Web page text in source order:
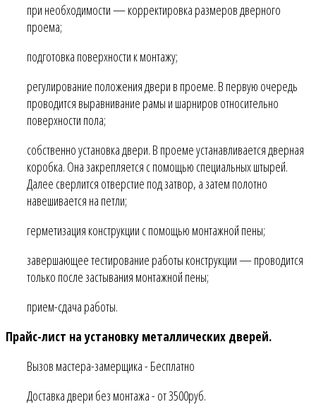
при необходимости — корректировка размеров дверного
проема;
подготовка поверхности к монтажу;
регулирование положения двери в проеме. В первую очередь
проводится выравнивание рамы и шарниров относительно
поверхности пола;
собственно установка двери. В проеме устанавливается дверная
коробка. Она закрепляется с помощью специальных штырей.
Далее сверлится отверстие под затвор, а затем полотно
навешивается на петли;
герметизация конструкции с помощью монтажной пены;
завершающее тестирование работы конструкции — проводится
только после застывания монтажной пены;
прием-сдача работы.
Прайс-лист на установку металлических дверей.
Вызов мастера-замерщика - Бесплатно
Доставка двери без монтажа - от 3500руб.